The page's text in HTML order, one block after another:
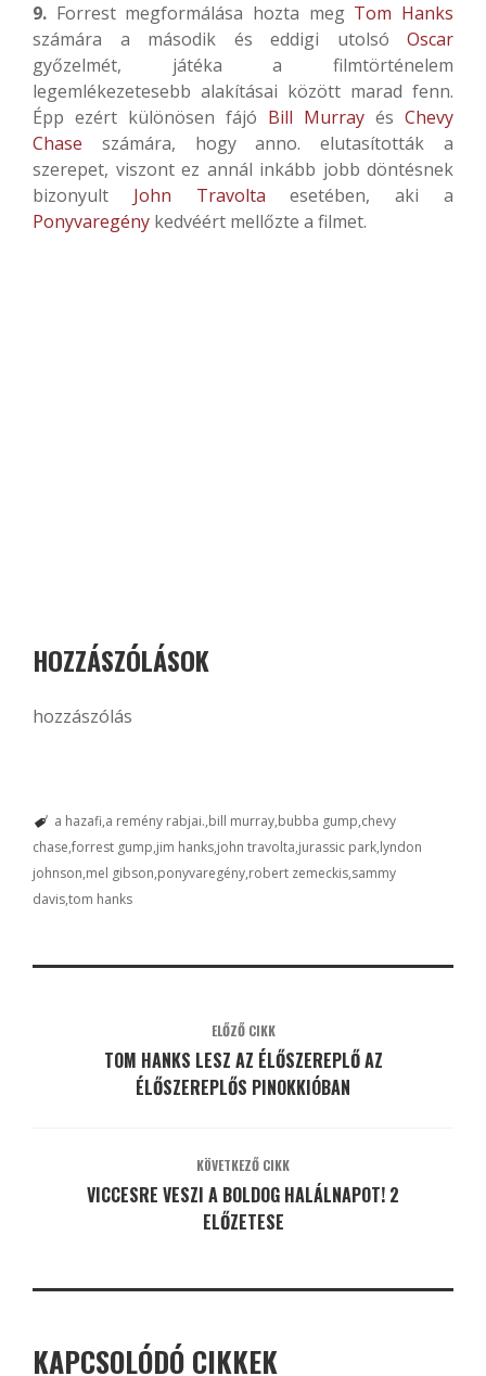
9. Forrest megformálása hozta meg Tom Hanks
számára a második és eddigi utolsó Oscar
győzelmét, játéka a filmtörténelem
legemlékezetesebb alakításai között marad fenn.
Épp ezért különösen fájó Bill Murray és Chevy
Chase számára, hogy anno. elutasították a
szerepet, viszont ez annál inkább jobb döntésnek
bizonyult John Travolta esetében, aki a
Ponyvaregény kedvéért mellőzte a filmet.
HOZZÁSZÓLÁSOK
hozzászólás
a hazafi a remény rabjai. bill murray bubba gump chevy
chase forrest gump jim hanks john travolta jurassic park lyndon
johnson mel gibson ponyvaregény robert zemeckis sammy
davistom hanks
ELŐZŐ CIKK
TOM HANKS LESZ AZ ÉLŐSZEREPLŐ AZ
ÉLŐSZEREPLŐS PINOKKIÓBAN
KÖVETKEZŐ CIKK
VICCESRE VESZI A BOLDOG HALÁLNAPOT! 2
ELŐZETESE
KAPCSOLÓDÓ CIKKEK